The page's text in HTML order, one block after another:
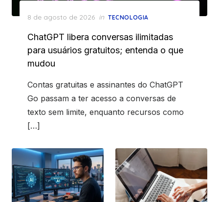
Posted
8 de agosto de 2026 in TECNOLOGIA
ChatGPT libera conversas ilimitadas
para usuários gratuitos; entenda o que
mudou
Contas gratuitas e assinantes do ChatGPT
Go passam a ter acesso a conversas de
texto sem limite, enquanto recursos como
[…]